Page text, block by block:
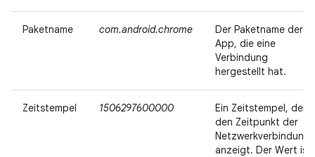
Paketname com.android.chrome
Der Paketname der
App, die eine
Verbindung
hergestellt hat.
Zeitstempel 1506297600000
Ein Zeitstempel, der
den Zeitpunkt der
Netzwerkverbindung
anzeigt. Der Wert ist